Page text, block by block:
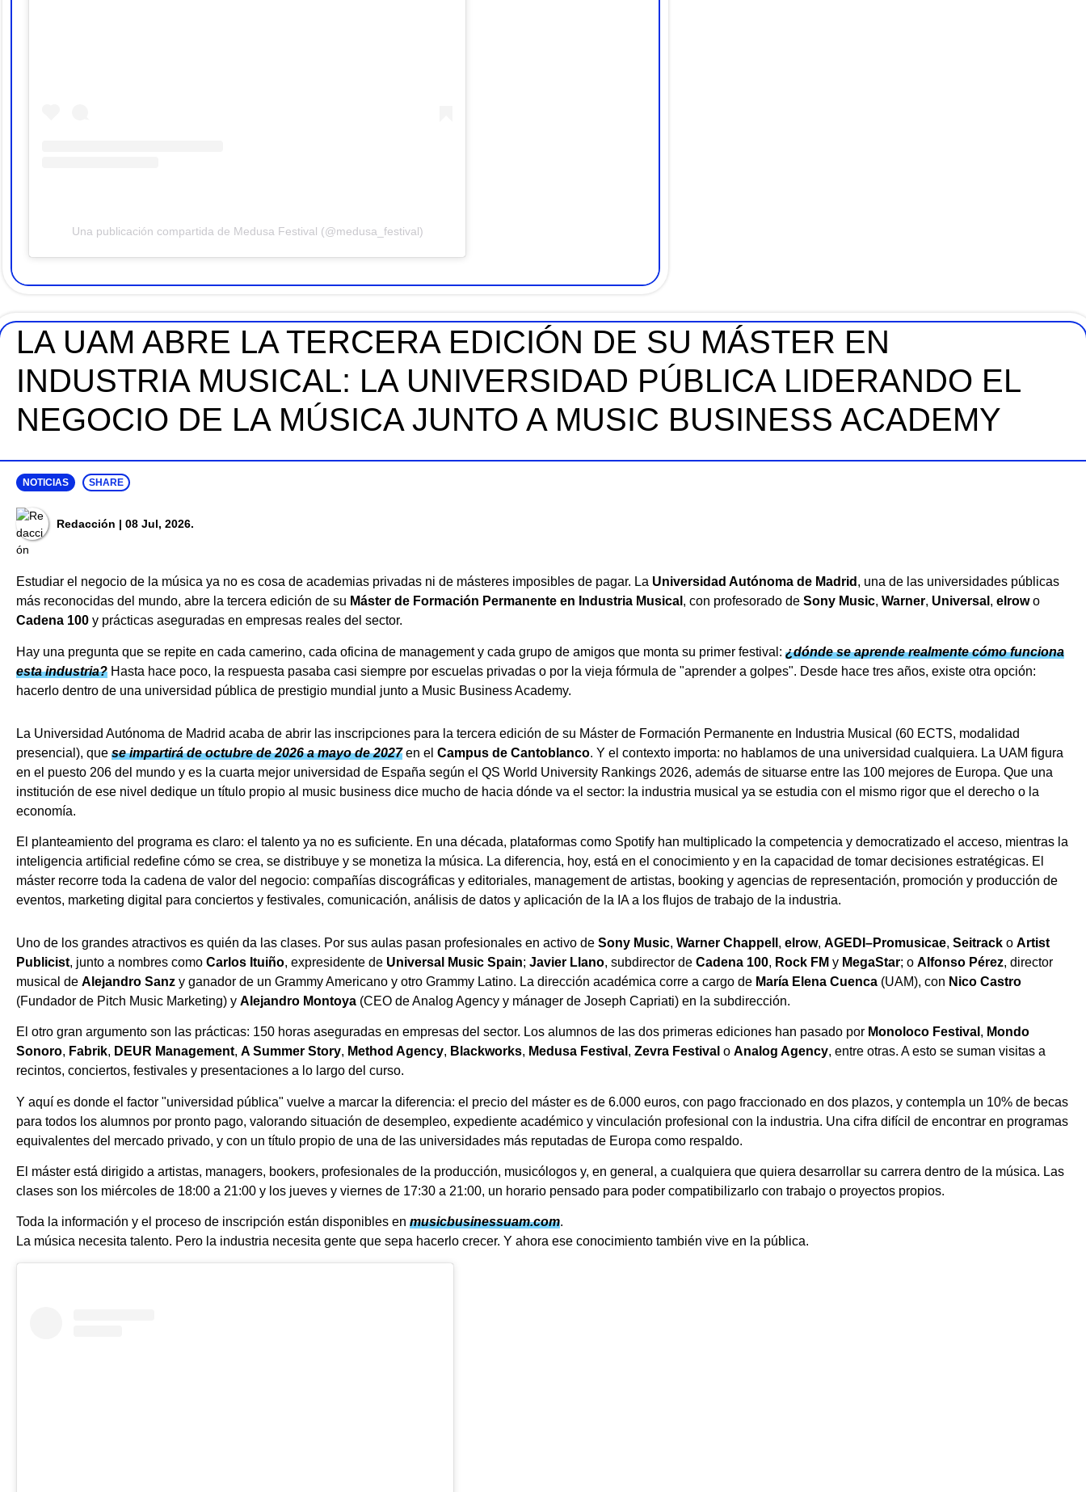
Una publicación compartida de Medusa Festival (@medusa_festival)
LA UAM ABRE LA TERCERA EDICIÓN DE SU MÁSTER EN
INDUSTRIA MUSICAL: LA UNIVERSIDAD PÚBLICA LIDERANDO EL
NEGOCIO DE LA MÚSICA JUNTO A MUSIC BUSINESS ACADEMY
NOTICIAS SHARE
Redacción | 08 Jul, 2026.
Estudiar el negocio de la música ya no es cosa de academias privadas ni de másteres imposibles de pagar. La Universidad Autónoma de Madrid , una de las universidades públicas
más reconocidas del mundo, abre la tercera edición de su Máster de Formación Permanente en Industria Musical , con profesorado de Sony Music, Warner, Universal , elrowo
Cadena 100 y prácticas aseguradas en empresas reales del sector.
Hay una pregunta que se repite en cada camerino, cada oficina de management y cada grupo de amigos que monta su primer festival: ¿dónde se aprende realmente cómo funciona
esta industria? Hasta hace poco, la respuesta pasaba casi siempre por escuelas privadas o por la vieja fórmula de "aprender a golpes". Desde hace tres años, existe otra opción:
hacerlo dentro de una universidad pública de prestigio mundial junto a Music Business Academy.
La Universidad Autónoma de Madrid acaba de abrir las inscripciones para la tercera edición de su Máster de Formación Permanente en Industria Musical (60 ECTS, modalidad
presencial), que se impartirá de octubre de 2026 a mayo de 2027en el Campus de Cantoblanco. Y el contexto importa: no hablamos de una universidad cualquiera. La UAM figura
en el puesto 206 del mundo y es la cuarta mejor universidad de España según el QS World University Rankings 2026, además de situarse entre las 100 mejores de Europa. Que una
institución de ese nivel dedique un título propio al music business dice mucho de hacia dónde va el sector: la industria musical ya se estudia con el mismo rigor que el derecho o la
economía.
El planteamiento del programa es claro: el talento ya no es suficiente. En una década, plataformas como Spotify han multiplicado la competencia y democratizado el acceso, mientras la
inteligencia artificial redefine cómo se crea, se distribuye y se monetiza la música. La diferencia, hoy, está en el conocimiento y en la capacidad de tomar decisiones estratégicas. El
máster recorre toda la cadena de valor del negocio: compañías discográficas y editoriales, management de artistas, booking y agencias de representación, promoción y producción de
eventos, marketing digital para conciertos y festivales, comunicación, análisis de datos y aplicación de la IA a los flujos de trabajo de la industria.
Uno de los grandes atractivos es quién da las clases. Por sus aulas pasan profesionales en activo de Sony Music, Warner Chappell , elrow, AGEDI–Promusicae, Seitrack o Artist
Publicist, junto a nombres como Carlos Ituiño, expresidente de Universal Music Spain; Javier Llano, subdirector de Cadena 100, Rock FM y MegaStar; o Alfonso Pérez, director
musical de Alejandro Sanz y ganador de un Grammy Americano y otro Grammy Latino. La dirección académica corre a cargo de María Elena Cuenca (UAM), con Nico Castro
(Fundador de Pitch Music Marketing) y Alejandro Montoya (CEO de Analog Agency y mánager de Joseph Capriati) en la subdirección.
El otro gran argumento son las prácticas: 150 horas aseguradas en empresas del sector. Los alumnos de las dos primeras ediciones han pasado por Monoloco Festival , Mondo
Sonoro, Fabrik, DEUR Management, A Summer Story, Method Agency, Blackworks, Medusa Festival , Zevra Festival o Analog Agency, entre otras. A esto se suman visitas a
recintos, conciertos, festivales y presentaciones a lo largo del curso.
Y aquí es donde el factor "universidad pública" vuelve a marcar la diferencia: el precio del máster es de 6.000 euros, con pago fraccionado en dos plazos, y contempla un 10% de becas
para todos los alumnos por pronto pago, valorando situación de desempleo, expediente académico y vinculación profesional con la industria. Una cifra difícil de encontrar en programas
equivalentes del mercado privado, y con un título propio de una de las universidades más reputadas de Europa como respaldo.
El máster está dirigido a artistas, managers, bookers, profesionales de la producción, musicólogos y, en general, a cualquiera que quiera desarrollar su carrera dentro de la música. Las
clases son los miércoles de 18:00 a 21:00 y los jueves y viernes de 17:30 a 21:00, un horario pensado para poder compatibilizarlo con trabajo o proyectos propios.
Toda la información y el proceso de inscripción están disponibles en musicbusinessuam.com.
La música necesita talento. Pero la industria necesita gente que sepa hacerlo crecer. Y ahora ese conocimiento también vive en la pública.